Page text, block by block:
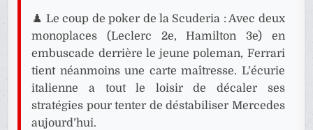
♟️ Le coup de poker de la Scuderia : Avec deux
monoplaces (Leclerc 2e, Hamilton 3e) en
embuscade derrière le jeune poleman, Ferrari
tient néanmoins une carte maîtresse. L’écurie
italienne a tout le loisir de décaler ses
stratégies pour tenter de déstabiliser Mercedes
aujourd’hui.